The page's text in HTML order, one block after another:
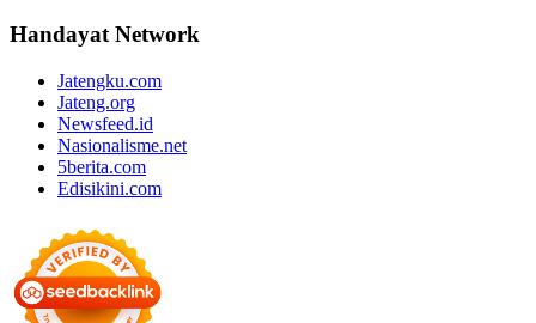
Handayat Network
Jatengku.com
Jateng.org
Newsfeed.id
Nasionalisme.net
5berita.com
Edisikini.com